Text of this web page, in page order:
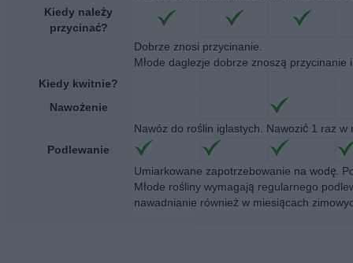
Kiedy należy
przycinać?
Dobrze znosi przycinanie.
Młode daglezje dobrze znoszą
Kiedy kwitnie?
Nawożenie
Nawóz do roślin iglastych. Nawozić 1 raz w
Podlewanie
Umiarkowane zapotrzebowanie na wodę.
Młode rośliny wymagają regularnego
nawadnianie również w miesiącach